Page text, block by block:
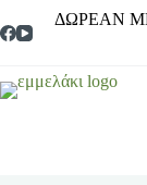
ΔΩΡΕΑΝ